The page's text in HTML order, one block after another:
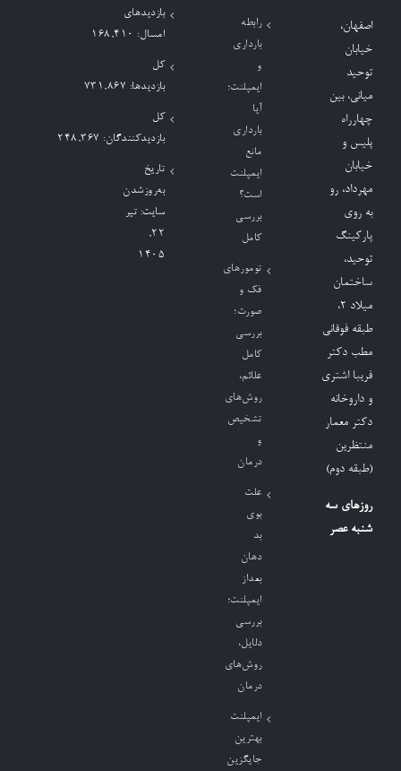
اصفهان،
خیابان
توحید
میانی، بین
چهارراه
پلیس و
خیابان
مهرداد، رو
به روی
پارکینگ
توحید،
ساختمان
میلاد ٢،
طبقه فوقانی
مطب دکتر
فریبا اشتری
و داروخانه
دکتر معمار
منتظرین
(طبقه دوم)
روزهای سه
شنبه عصر
رابطه
بارداری
و
ایمپلنت؛
آیا
بارداری
مانع
ایمپلنت
است؟
بررسی
کامل
تومورهای
فک و
صورت؛
بررسی
کامل
علائم،
روش‌های
تشخیص
و
درمان
علت
بوی
بد
دهان
بعداز
ایمپلنت؛
بررسی
دلایل،
روش‌های
درمان
ایمپلنت
بهترین
جایگزین
بازدیدهای
امسال: 168,410
کل
بازدیدها: 731,867
کل
بازدیدکنند‌گان: 248,367
تاریخ
به‌روزشدن
سایت: تیر
۲۲,
۱۴۰۵